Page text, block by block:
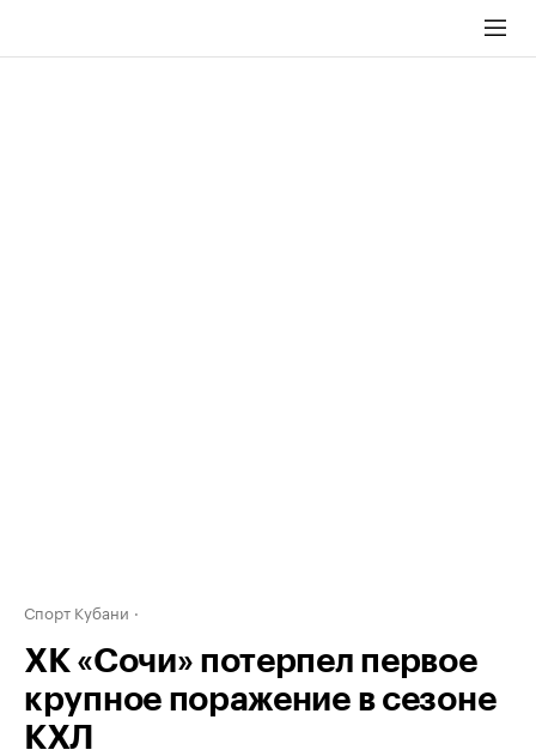
Спорт Кубани
ХК «Сочи» потерпел первое
крупное поражение в сезоне
КХЛ